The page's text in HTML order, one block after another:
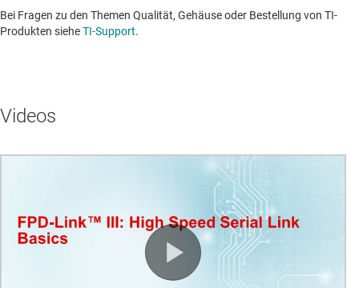
Bei Fragen zu den Themen Qualität, Gehäuse oder Bestellung von TI-
Produkten sieheTI-Support. ​​​​​​​​​​​​​​
Videos